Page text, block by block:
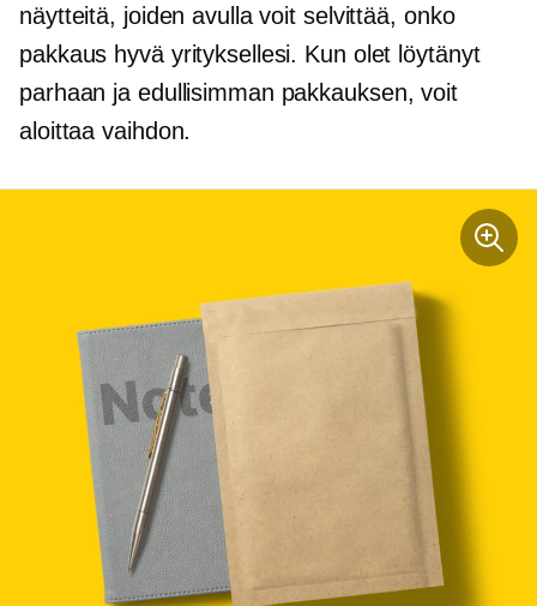
näytteitä, joiden avulla voit selvittää, onko
pakkaus hyvä yrityksellesi. Kun olet löytänyt
parhaan ja edullisimman pakkauksen, voit
aloittaa vaihdon.